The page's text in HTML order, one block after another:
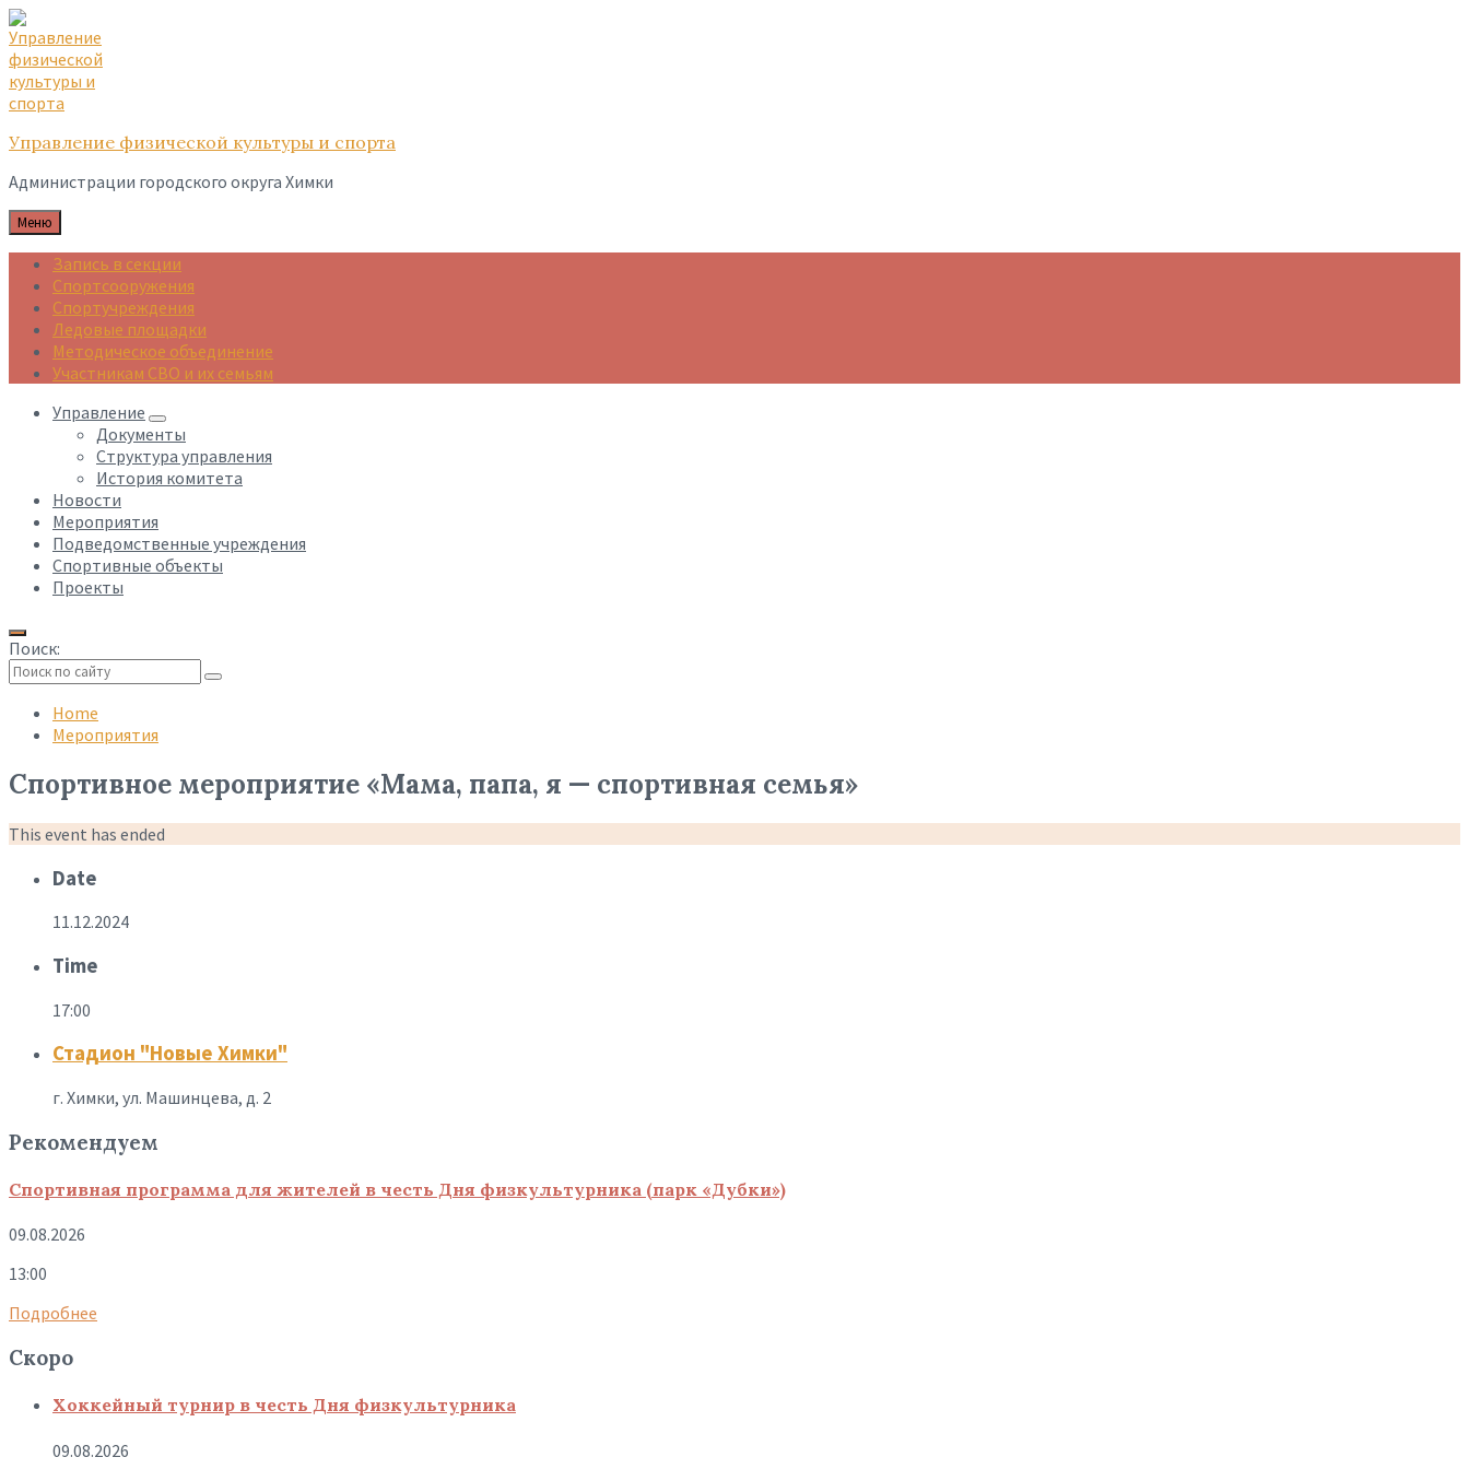
Skip
to
content
Skip
to
main
navigation
Skip
to
footer
Управление физической культуры и спорта
Администрации городского округа Химки
Меню
Запись в секции
Спортсооружения
Спортучреждения
Ледовые площадки
Методическое объединение
Участникам СВО и их семьям
Управление
Документы
Структура управления
История комитета
Новости
Мероприятия
Подведомственные учреждения
Спортивные объекты
Проекты
Поиск:
search
Home
Мероприятия
Спортивное мероприятие «Мама, папа, я — спортивная семья»
This event has ended
Date
11.12.2024
Time
17:00
Стадион "Новые Химки"
г. Химки, ул. Машинцева, д. 2
Рекомендуем
Спортивная программа для жителей в честь Дня физкультурника (парк «Дубки»)
09.08.2026
13:00
Подробнее
Скоро
Хоккейный турнир в честь Дня физкультурника
09.08.2026